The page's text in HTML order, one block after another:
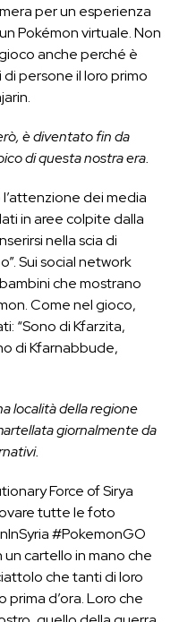
per un esperienza
Pokémon virtuale. Non
anche perché è
persone il loro primo
è diventato fin da
di questa nostra era.
dei media
in aree colpite dalla
nella scia di
Sui social network
che mostrano
Come nel gioco,
“Sono di Kfarzita,
di Kfarnabbude,
località della regione
giornalmente da
Force of Sirya
tutte le foto
#PokemonGO
un cartello in mano che
che tanti di loro
d’ora. Loro che